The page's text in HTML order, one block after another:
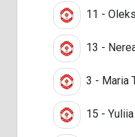
11 -
13 -
3 - Maria
15 - Yuliia